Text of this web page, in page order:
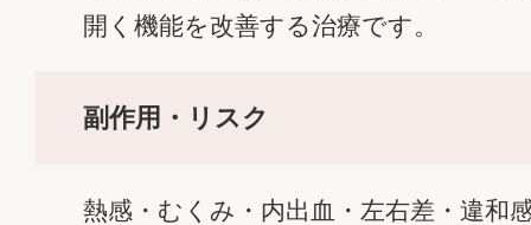
開く機能を改善する治療です。
副作用・リスク
熱感・むくみ・内出血・左右差・違和